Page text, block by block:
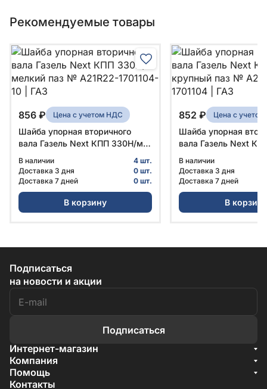
Рекомендуемые товары
856 ₽ Цена с учетом НДС
Шайба упорная вторичного
вала Газель Next КПП 330Н/м
10 | ГАЗ
В наличии
4 шт.
Доставка 3 дня
0 шт.
Доставка 7 дней
0 шт.
В корзину
852 ₽ Цена с
Шайба упорная
вала Газель Next
| ГАЗ
В наличии
Доставка 3 дня
Доставка 7 дней
В корзину
Подписаться
на новости и акции
Подписаться
Интернет-магазин
Акции
Бренды
Компания
О компании
Документы
Помощь
Условия доставки
Контакты